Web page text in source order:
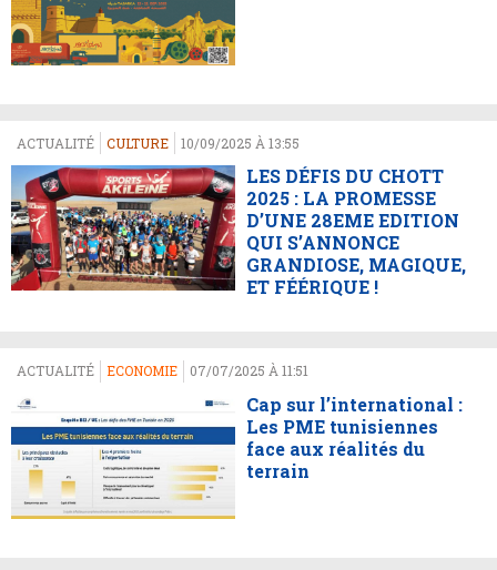
ACTUALITÉ CULTURE 10/09/2025 À 13:55
LES DÉFIS DU CHOTT
2025 : LA PROMESSE
D’UNE 28EME EDITION
QUI S’ANNONCE
GRANDIOSE, MAGIQUE,
ET FÉÉRIQUE !
ACTUALITÉ ECONOMIE 07/07/2025 À 11:51
Cap sur l’international :
Les PME tunisiennes
face aux réalités du
terrain